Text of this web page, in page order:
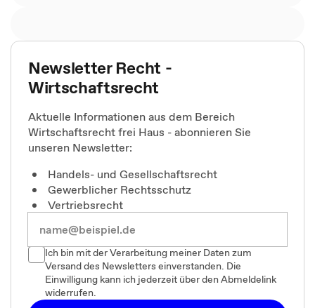
Newsletter Recht -
Wirtschaftsrecht
Aktuelle Informationen aus dem Bereich
Wirtschaftsrecht frei Haus - abonnieren Sie
unseren Newsletter:
Handels- und Gesellschaftsrecht
Gewerblicher Rechtsschutz
Vertriebsrecht
Ich bin mit der Verarbeitung meiner Daten zum
Versand des Newsletters einverstanden. Die
Einwilligung kann ich jederzeit über den Abmeldelink
widerrufen.